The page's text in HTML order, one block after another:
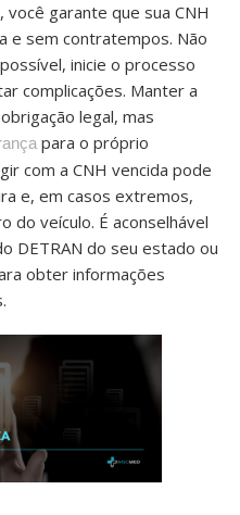
garante que sua CNH
e sem contratempos. Não
inicie o processo
complicações. Manter a
legal, mas
para o próprio
com a CNH vencida pode
e, em casos extremos,
do veículo. É aconselhável
DETRAN do seu estado ou
obter informações